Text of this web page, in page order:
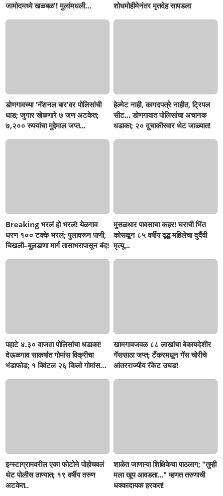
जामोदमध्ये खळबळ'! मुलांमधली
शोधमोहीमेनंतर मृतदेह सापडला
डोणगावच्या 'नॅशनल बार'वर पोलिसांची
धाड; जुगार खेळणारे ७ जण अटकेत;
७,२०० रुपयांचा मुद्देमाल जप्त...
हेल्मेट नाही, कागदपत्रे नाहीत, ट्रिपल
सीट... डोणगावात पोलिसांचा अचानक
धडाका; २० दुचाकीस्वार थेट जाळ्यात!
Breaking भरलं हो भरलं! येळगाव
धरण १०० टक्के भरलं; पुलावरून पाणी,
चिखली–बुलडाणा मार्ग तासाभरापासून बंद!
मुसळधार पावसाचा कहर! घराची भिंत
कोसळून ८५ वर्षीय वृद्ध महिलेचा दुर्दैवी
मृत्यू...
पहाटे ४.३० वाजता पोलिसांचा धडाका!
देऊळगाव साकर्षात गोमांस विक्रीचा
भंडाफोड; १ क्विंटल २६ किलो गोमांस
खामगावजवळ ८८ लाखांचा बेकायदेशीर
गॅससाठा जप्त; टँकरमधून गॅस चोरीचे
आंतरराज्यीय रॅकेट उघड!
इन्स्टाग्रामवरील एका फोटोने पोहोचवलं
थेट पोलीस ठाण्यात; १९ वर्षीय तरुण
अटकेत..
शाळेत जाणाऱ्या शिक्षिकेचा पाठलाग; "तुम्ही
मला खूप आवडता..." म्हणत तरुणाची
धक्कादायक हरकत!